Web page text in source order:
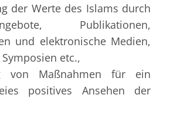
der Werte des Islams durch
Publikationen,
und elektronische Medien,
etc.,
von Maßnahmen für ein
positives Ansehen der